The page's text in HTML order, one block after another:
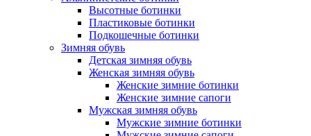
Высотные ботинки
Пластиковые ботинки
Подкошечные ботинки
Зимняя обувь
Детская зимняя обувь
Женская зимняя обувь
Женские зимние ботинки
Женские зимние сапоги
Мужская зимняя обувь
Мужские зимние ботинки